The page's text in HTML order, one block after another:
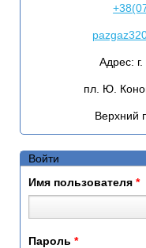
Адрес:
пл. Ю.
Верхний
Войти
Имя пользователя *
Пароль *